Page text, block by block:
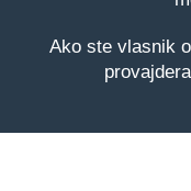
Ako ste vlasnik